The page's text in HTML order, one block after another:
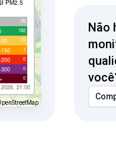
PM2.5
95
182
72
150 1
200 0
0
0
21:00
Não